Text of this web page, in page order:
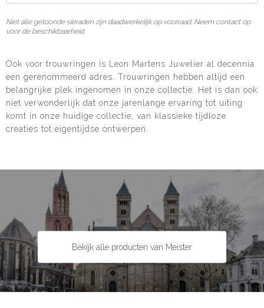
Niet alle getoonde sieraden zijn daadwerkelijk op voorraad. Neem contact op
voor de beschikbaarheid.
Ook voor trouwringen is Leon Martens Juwelier al decennia
een gerenommeerd adres. Trouwringen hebben altijd een
belangrijke plek ingenomen in onze collectie. Het is dan ook
niet verwonderlijk dat onze jarenlange ervaring tot uiting
komt in onze huidige collectie, van klassieke tijdloze
creaties tot eigentijdse ontwerpen.
Bekijk alle producten van Meister